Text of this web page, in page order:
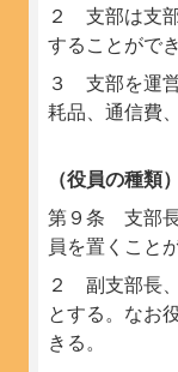
２ 支部は支
することができ
３ 支部を運
耗品、通信費
（役員の種類）
第９条 支部長
員を置くこと
２ 副支部長
とする。なお
きる。